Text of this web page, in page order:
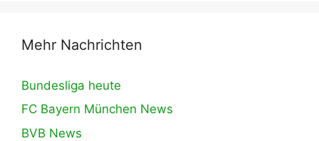
Mehr Nachrichten
Bundesliga heute
FC Bayern München News
BVB News